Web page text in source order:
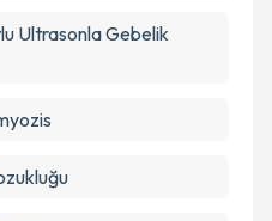
Ultrasonla Gebelik